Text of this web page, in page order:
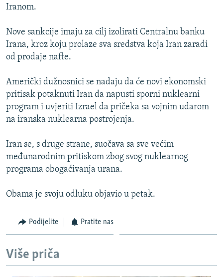
VIŠE OD NASLOVA
POPLAVE I KLIZIŠTA U BIH 2024.
TV LIBERTY
POST SCRIPTUM
MOJA EVROPA
TRI DECENIJE OD RATA U BIH
NASTANAK I RASPAD JUGOSLAVIJE
Sve RFE/RL stranice
Iranom.
Nove sankcije imaju za cilj izolirati Centralnu banku
Irana, kroz koju prolaze sva sredstva koja Iran zaradi
od prodaje nafte.
Američki dužnosnici se nadaju da će novi ekonomski
pritisak potaknuti Iran da napusti sporni nuklearni
program i uvjeriti Izrael da pričeka sa vojnim udarom
na iranska nuklearna postrojenja.
Iran se, s druge strane, suočava sa sve većim
međunarodnim pritiskom zbog svog nuklearnog
programa obogaćivanja urana.
Obama je svoju odluku objavio u petak.
Podijelite Pratite nas
Više priča